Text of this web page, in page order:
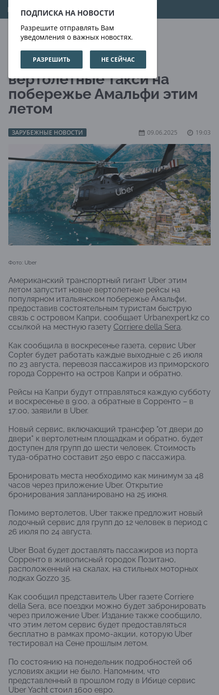
ПОДПИСКА НА НОВОСТИ
Разрешите отправлять Вам
уведомления о важных новостях.
РАЗРЕШИТЬ НЕ СЕЙЧАС
09.08.2026 01:19:02
Uber запускает
вертолетные такси на
побережье Амальфи этим
летом
ЗАРУБЕЖНЫЕ НОВОСТИ 09.06.2025 19:03
Фото: Uber
Американский транспортный гигант Uber этим
летом запустит новые вертолетные рейсы на
популярном итальянском побережье Амальфи,
предоставив состоятельным туристам быструю
связь с островом Капри, сообщает Urbanexpert.kz со
ссылкой на местную газету Corriere della Sera.
Как сообщила в воскресенье газета, сервис Uber
Copter будет работать каждые выходные с 26 июля
по 23 августа, перевозя пассажиров из приморского
города Сорренто на остров Капри и обратно.
Рейсы на Капри будут отправляться каждую субботу
и воскресенье в 9:00, а обратные в Сорренто – в
17:00, заявили в Uber.
Новый сервис, включающий трансфер "от двери до
двери" к вертолетным площадкам и обратно, будет
доступен для групп до шести человек. Стоимость
туда-обратно составит 250 евро с пассажира.
Бронировать места необходимо как минимум за 48
часов через приложение Uber. Открытие
бронирования запланировано на 25 июня.
Помимо вертолетов, Uber также предложит новый
лодочный сервис для групп до 12 человек в период с
26 июля по 24 августа.
Uber Boat будет доставлять пассажиров из порта
Сорренто в живописный городок Позитано,
расположенный на скалах, на стильных моторных
лодках Gozzo 35.
Как сообщил представитель Uber газете Corriere
della Sera, все поездки можно будет забронировать
через приложение Uber. Издание также сообщило,
что этим летом сервис будет предоставляться
бесплатно в рамках промо-акции, которую Uber
тестировал на Сене прошлым летом.
По состоянию на понедельник подробностей об
условиях акции не было. Напомним, что
представленный в прошлом году в Ибице сервис
Uber Yacht стоил 1600 евро.